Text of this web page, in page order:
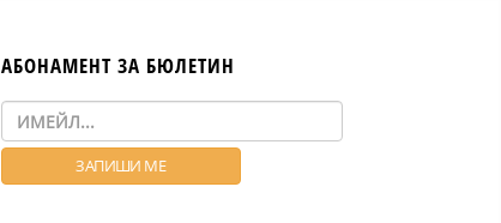
АБОНАМЕНТ ЗА БЮЛЕТИН